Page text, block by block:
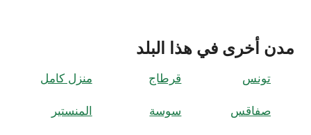
مدن أخرى في هذا البلد
تونس قرطاج منزل كامل
صفاقس سوسة المنستير